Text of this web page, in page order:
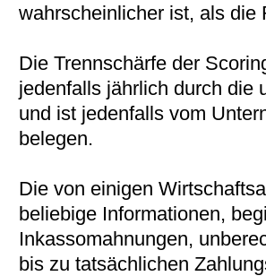
wahrscheinlicher ist, als die
Die Trennschärfe der
jedenfalls jährlich durch die
und ist jedenfalls vom
belegen.
Die von einigen
beliebige Informationen,
Inkassomahnungen,
bis zu tatsächlichen